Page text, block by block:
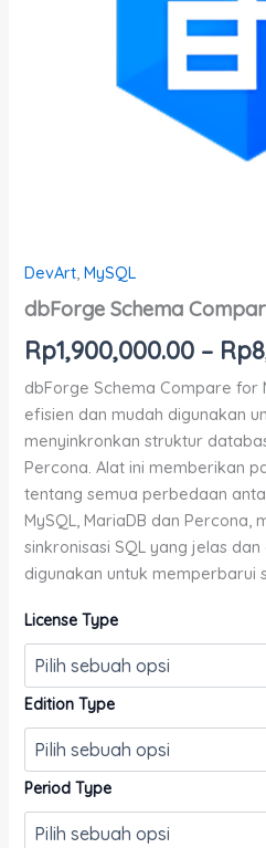
DevArt,MySQL
dbForge Schema
Rp1,900,000.00 – Rp
dbForge Schema Compare for
efisien dan mudah digunakan
menyinkronkan struktur
Percona. Alat ini memberikan
tentang semua perbedaan
MySQL, MariaDB dan Percona,
sinkronisasi SQL yang jelas
digunakan untuk memperbarui
License Type
Edition Type
Period Type